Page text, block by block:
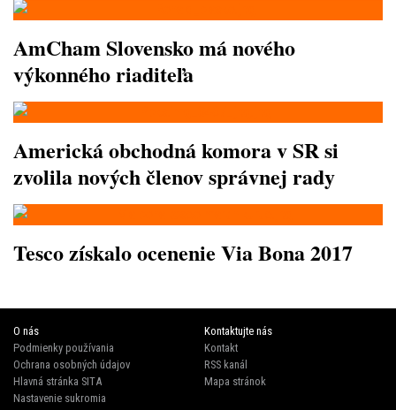
AmCham Slovensko má nového
výkonného riaditeľa
Americká obchodná komora v SR si
zvolila nových členov správnej rady
Tesco získalo ocenenie Via Bona 2017
O nás
Podmienky používania
Ochrana osobných údajov
Hlavná stránka SITA
Nastavenie sukromia
Kontaktujte nás
Kontakt
RSS kanál
Mapa stránok